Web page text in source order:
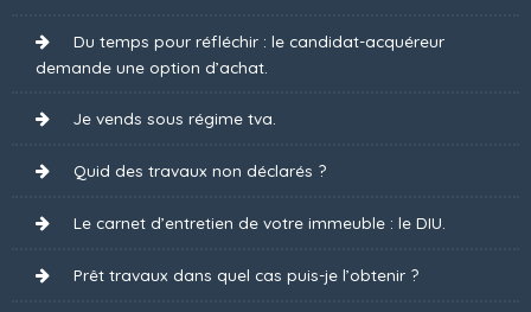
Du temps pour réfléchir : le candidat-acquéreur
demande une option d’achat.
Je vends sous régime tva.
Quid des travaux non déclarés ?
Le carnet d’entretien de votre immeuble : le DIU.
Prêt travaux dans quel cas puis-je l’obtenir ?